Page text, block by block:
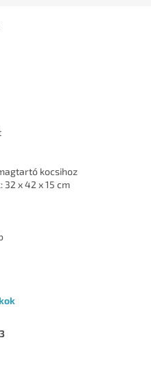
kocsihoz
x 42 x 15 cm